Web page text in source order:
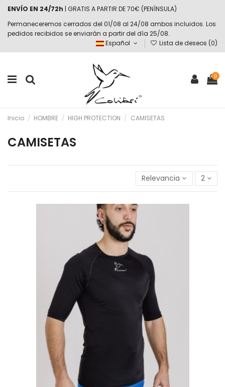
ENVÍO EN 24/72h | GRATIS A PARTIR DE 70€ (PENÍNSULA)
Permaneceremos cerrados del 01/08 al 24/08 ambos incluidos. Los
pedidos recibidos se enviarán a partir del día 25/08.
Español
Lista de deseos (0)
0
Inicio HOMBRE HIGH PROTECTION CAMISETAS
CAMISETAS
Relevancia 2